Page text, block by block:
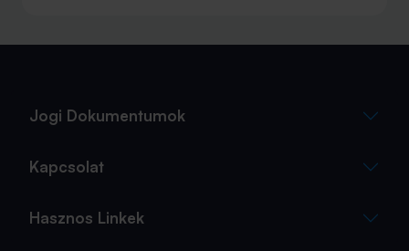
Jogi Dokumentumok
Kapcsolat
Hasznos Linkek